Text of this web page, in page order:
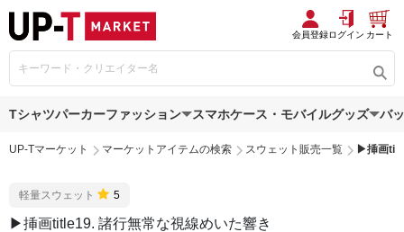
会員登録ログイン カート
Tシャツパーカーファッション スマホケース・モバイルグッズ バ
UP-Tマーケット マーケットアイテムの検索 スウェット販売一覧 ▶︎挿画
軽量スウェット 5
▶︎挿画title19. 諸行無常な視線めいた響き